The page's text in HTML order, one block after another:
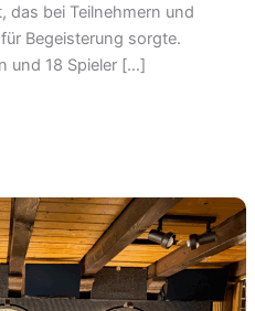
das bei Teilnehmern und
Begeisterung sorgte.
und 18 Spieler […]